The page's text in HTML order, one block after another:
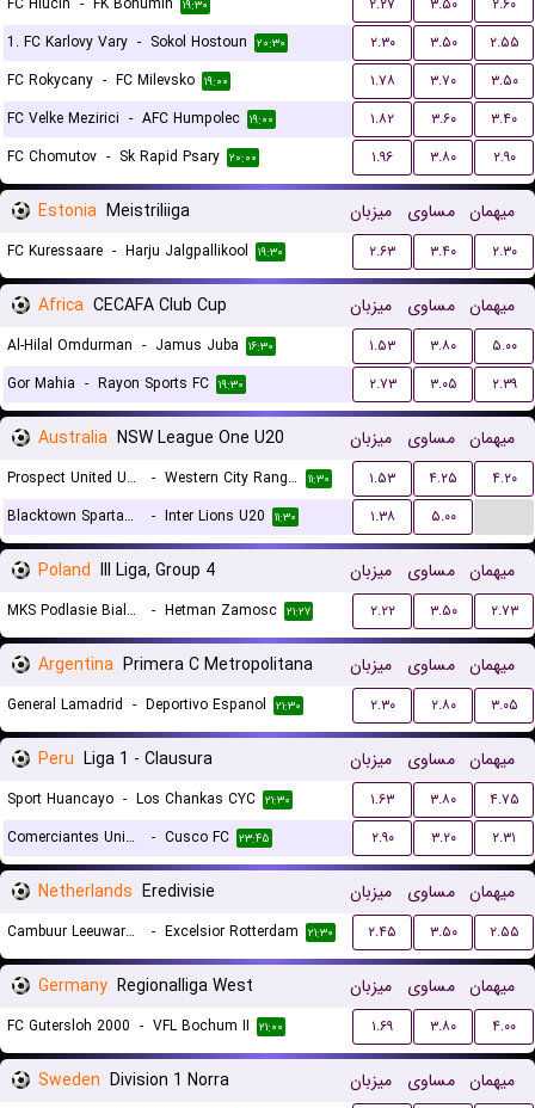
۱۹:۳۰
1. FC Karlovy Vary - Sokol Hostoun ۲۰:۳۰ ۲.۳۰ ۳.۵۰
۲.۵۵
FC Rokycany - FC Milevsko ۱۹:۰۰ ۱.۷۸ ۳.۷۰
۳.۵۰
FC Velke Mezirici - AFC Humpolec ۱۹:۰۰ ۱.۸۲ ۳.۶۰
۳.۴۰
FC Chomutov - Sk Rapid Psary ۲۰:۰۰ ۱.۹۶ ۳.۸۰ ۲.۹۰
Estonia Meistriliiga میزبان مساوی میهمان
FC Kuressaare - Harju Jalgpallikool ۱۹:۳۰ ۲.۶۳ ۳.۴۰ ۲.۳۰
Africa CECAFA Club Cup میزبان مساوی میهمان
Al-Hilal Omdurman - Jamus Juba ۱۶:۳۰ ۱.۵۳ ۳.۸۰
۵.۰۰
Gor Mahia - Rayon Sports FC ۱۹:۳۰ ۲.۷۳ ۳.۰۵ ۲.۳۹
Australia NSW League One U20 میزبان مساوی میهمان
Prospect United U20 - Western City Rangers FC U20 ۱۱:۳۰ ۱.۵۳ ۴.۲۵
۴.۲۰
Blacktown Spartans U20
- Inter Lions U20 ۱۱:۳۰ ۱.۳۸ ۵.۰۰
Poland III Liga, Group 4 میزبان مساوی میهمان
MKS Podlasie Biala Podlaska - Hetman Zamosc ۲۱:۲۷ ۲.۲۲ ۳.۵۰ ۲.۷۳
Argentina Primera C Metropolitana میزبان مساوی میهمان
General Lamadrid - Deportivo Espanol ۲۱:۳۰ ۲.۳۰ ۲.۸۰ ۳.۰۵
Peru Liga 1 - Clausura میزبان مساوی میهمان
Sport Huancayo - Los Chankas CYC ۲۱:۳۰ ۱.۶۳ ۳.۸۰
۴.۷۵
Comerciantes Unidos
- Cusco FC ۲۳:۴۵ ۲.۹۰ ۳.۲۰ ۲.۳۱
Netherlands Eredivisie میزبان مساوی میهمان
Cambuur Leeuwarden - Excelsior Rotterdam ۲۱:۳۰ ۲.۴۵ ۳.۵۰ ۲.۵۵
Germany Regionalliga West میزبان مساوی میهمان
FC Gutersloh 2000 - VFL Bochum II ۲۱:۰۰ ۱.۶۹ ۳.۸۰ ۴.۰۰
Sweden Division 1 Norra میزبان مساوی میهمان